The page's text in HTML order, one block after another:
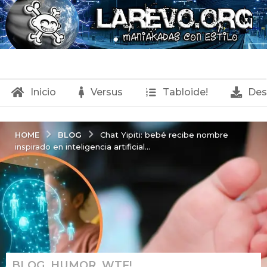
Inicio Versus Tabloide!
HOME BLOG
Chat Yipiti: bebé recibe nombre
inspirado en inteligencia artificial...
, ,